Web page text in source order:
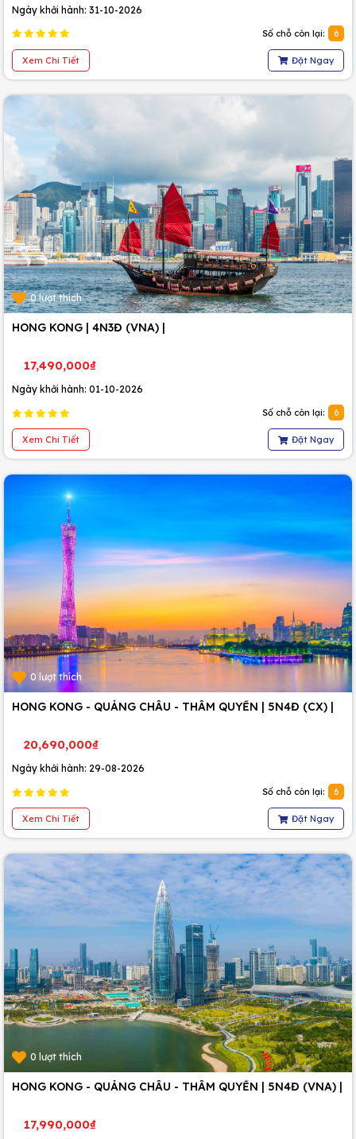
Ngày khởi hành: 31-10-2026
Số chỗ còn lại: 6
Xem Chi Tiết Đặt Ngay
0 lượt thích
HONG KONG | 4N3Đ (VNA) |
17,490,000₫
Ngày khởi hành: 01-10-2026
Số chỗ còn lại: 6
Xem Chi Tiết Đặt Ngay
0 lượt thích
HONG KONG - QUẢNG CHÂU - THÂM QUYẾN | 5N4Đ (CX) |
20,690,000₫
Ngày khởi hành: 29-08-2026
Số chỗ còn lại: 6
Xem Chi Tiết Đặt Ngay
0 lượt thích
HONG KONG - QUẢNG CHÂU - THÂM QUYẾN | 5N4Đ (VNA) |
17,990,000₫